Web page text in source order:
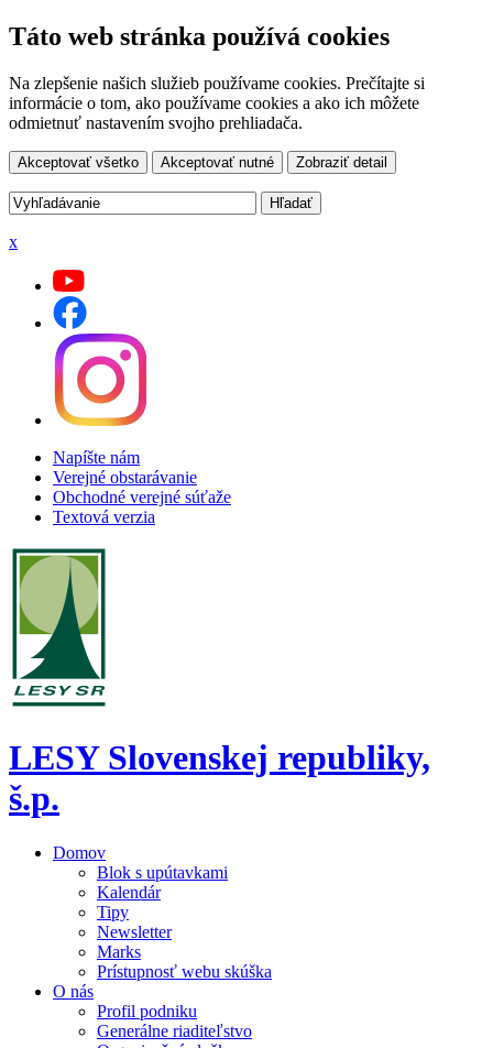
Táto web stránka používá cookies
Na zlepšenie našich služieb používame cookies. Prečítajte si
informácie o tom, ako používame cookies a ako ich môžete
odmietnuť nastavením svojho prehliadača.
Akceptovať všetko Akceptovať nutné Zobraziť detail
x
Napíšte nám
Verejné obstarávanie
Obchodné verejné súťaže
Textová verzia
LESY Slovenskej republiky,
š.p.
Domov
Blok s upútavkami
Kalendár
Tipy
Newsletter
Marks
Prístupnosť webu skúška
O nás
Profil podniku
Generálne riaditeľstvo